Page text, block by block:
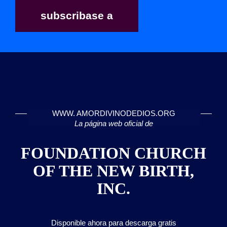
subscribase a
WWW. AMORDIVINODEDIOS.ORG
La página web oficial de
FOUNDATION CHURCH
OF THE NEW BIRTH,
INC.
Disponible ahora para descarga gratis